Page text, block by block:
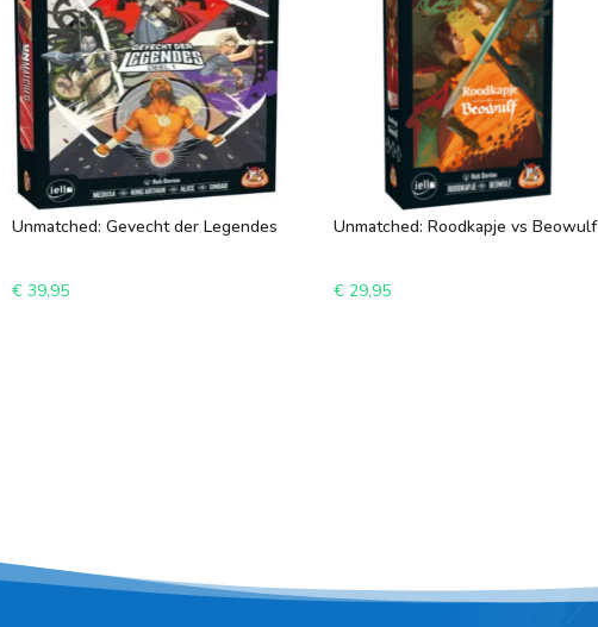
Unmatched: Gevecht der Legendes
€39,95
Unmatched: Roodkapje vs Beowulf
€29,95